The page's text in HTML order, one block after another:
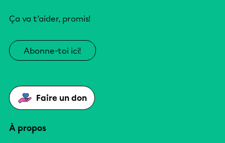
Ça va t’aider, promis!
Abonne-toi ici!
Faire un don
À propos